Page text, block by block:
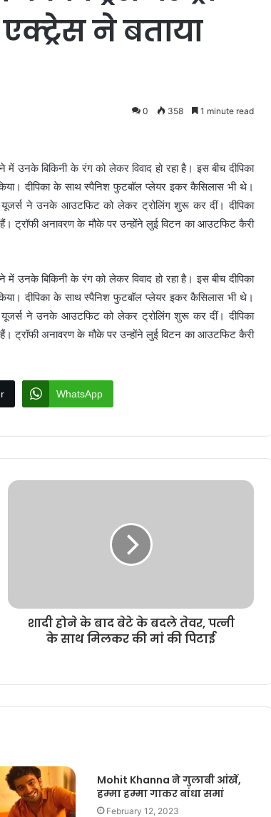
ने बताया
0 358 1 minute read
में उनके बिकिनी के रंग को लेकर विवाद हो रहा है। इस बीच दीपिका
दीपिका के साथ स्पैनिश फुटबॉल प्लेयर इकर कैसिलास भी थे।
यूजर्स ने उनके आउटफिट को लेकर ट्रोलिंग शुरू कर दीं। दीपिका
अनावरण के मौके पर उन्होंने लुई विटन का आउटफिट कैरी
में उनके बिकिनी के रंग को लेकर विवाद हो रहा है। इस बीच दीपिका
दीपिका के साथ स्पैनिश फुटबॉल प्लेयर इकर कैसिलास भी थे।
यूजर्स ने उनके आउटफिट को लेकर ट्रोलिंग शुरू कर दीं। दीपिका
अनावरण के मौके पर उन्होंने लुई विटन का आउटफिट कैरी
WhatsApp
शादी होने के बाद बेटे के बदले तेवर, पत्नी
के साथ मिलकर की मां की पिटाई
Mohit Khanna ने गुलाबी आंखें,
हम्मा हम्मा गाकर बांधा समां
February 12, 2023